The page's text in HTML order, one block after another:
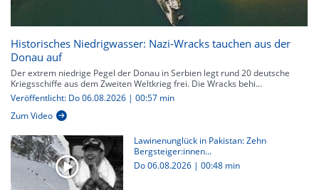
Historisches Niedrigwasser: Nazi-Wracks tauchen aus der
Donau auf
Der extrem niedrige Pegel der Donau in Serbien legt rund 20 deutsche
Kriegsschiffe aus dem Zweiten Weltkrieg frei. Die Wracks behi...
Veröffentlicht: Do 06.08.2026 | 00:57 min
Zum Video
Lawinenunglück in Pakistan: Zehn
Bergsteiger:innen...
Do 06.08.2026 | 00:48 min